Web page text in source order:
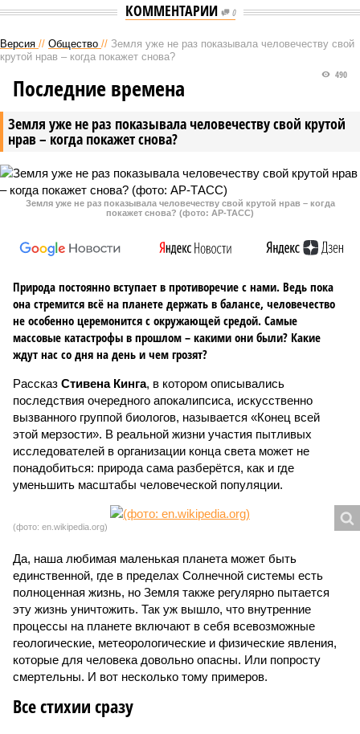
КОММЕНТАРИИ 0
Версия // Общество // Земля уже не раз показывала человечеству свой
крутой нрав – когда покажет снова?
Земля уже не раз показывала человечеству свой крутой
нрав – когда покажет снова?
490
Последние времена
Земля уже не раз показывала человечеству свой крутой нрав – когда
покажет снова? (фото: АР-ТАСС)
Природа постоянно вступает в противоречие с нами. Ведь пока
она стремится всё на планете держать в балансе, человечество
не особенно церемонится с окружающей средой. Самые
массовые катастрофы в прошлом – какими они были? Какие
ждут нас со дня на день и чем грозят?
Рассказ Стивена Кинга, в котором описывались
последствия очередного апокалипсиса, искусственно
вызванного группой биологов, называется «Конец всей
этой мерзости». В реальной жизни участия пытливых
исследователей в организации конца света может не
понадобиться: природа сама разберётся, как и где
уменьшить масштабы человеческой популяции.
(фото: en.wikipedia.org)
Да, наша любимая маленькая планета может быть
единственной, где в пределах Солнечной системы есть
полноценная жизнь, но Земля также регулярно пытается
эту жизнь уничтожить. Так уж вышло, что внутренние
процессы на планете включают в себя всевозможные
геологические, метеорологические и физические явления,
которые для человека довольно опасны. Или попросту
смертельны. И вот несколько тому примеров.
Все стихии сразу